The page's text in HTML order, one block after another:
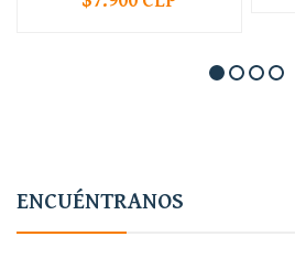
ENCUÉNTRANOS